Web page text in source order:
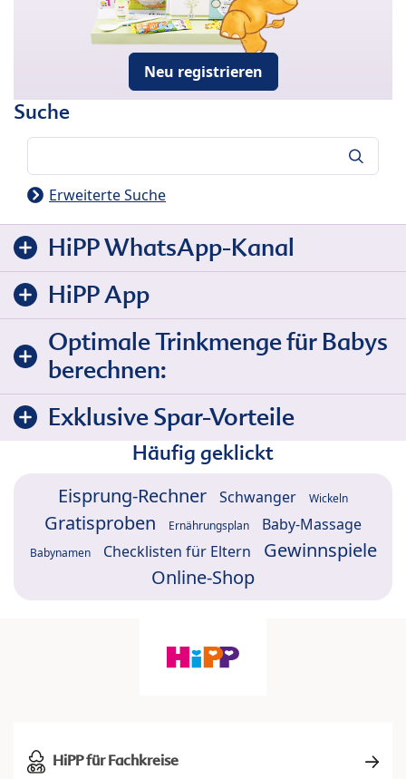
Neu registrieren
Suche
Erweiterte Suche
HiPP WhatsApp-Kanal
HiPP App
Optimale Trinkmenge für Babys
berechnen:
Exklusive Spar-Vorteile
Häufig geklickt
Eisprung-Rechner Schwanger Wickeln
Gratisproben Ernährungsplan Baby-Massage
Babynamen Checklisten für Eltern
Gewinnspiele
Online-Shop
HiPP für Fachkreise